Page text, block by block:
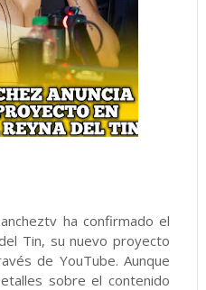
ha confirmado el
Tin, su nuevo proyecto
de YouTube. Aunque
sobre el contenido